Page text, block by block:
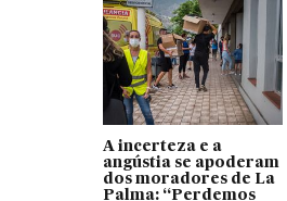
A incerteza e a
angústia se apoderam
dos moradores de La
Palma: “Perdemos